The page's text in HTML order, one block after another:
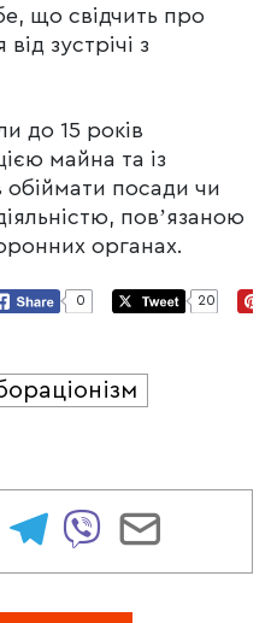
що свідчить про
зустрічі з
до 15 років
майна та із
обіймати посади чи
повʼязаною
органах.
0 20